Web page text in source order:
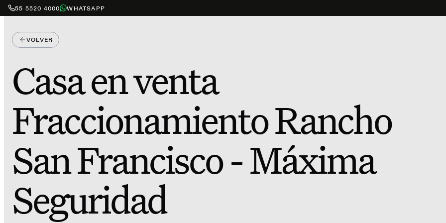
55 5520 4000 WHATSAPP
VOLVER
Casa en venta
Fraccionamiento Rancho
San Francisco - Máxima
Seguridad